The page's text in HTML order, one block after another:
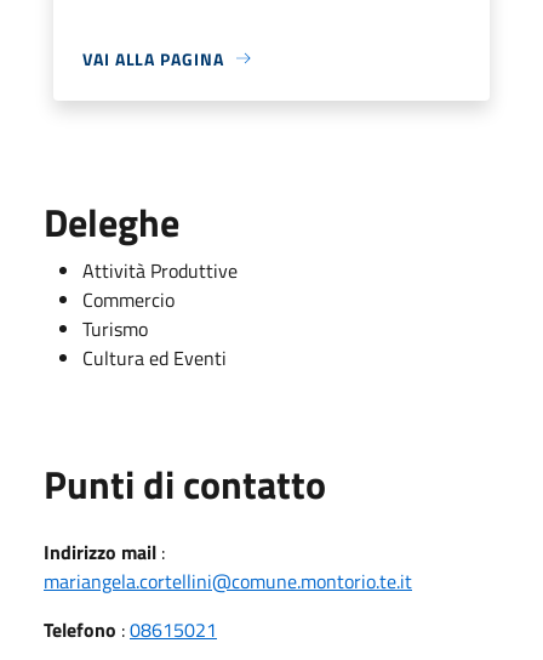
VAI ALLA PAGINA
Deleghe
Attività Produttive
Commercio
Turismo
Cultura ed Eventi
Punti di contatto
Indirizzo mail :
mariangela.cortellini@comune.montorio.te.it
Telefono :08615021